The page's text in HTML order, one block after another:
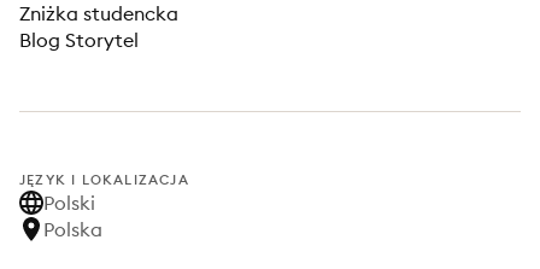
Zniżka studencka
Blog Storytel
JĘZYK I LOKALIZACJA
Polski
Polska